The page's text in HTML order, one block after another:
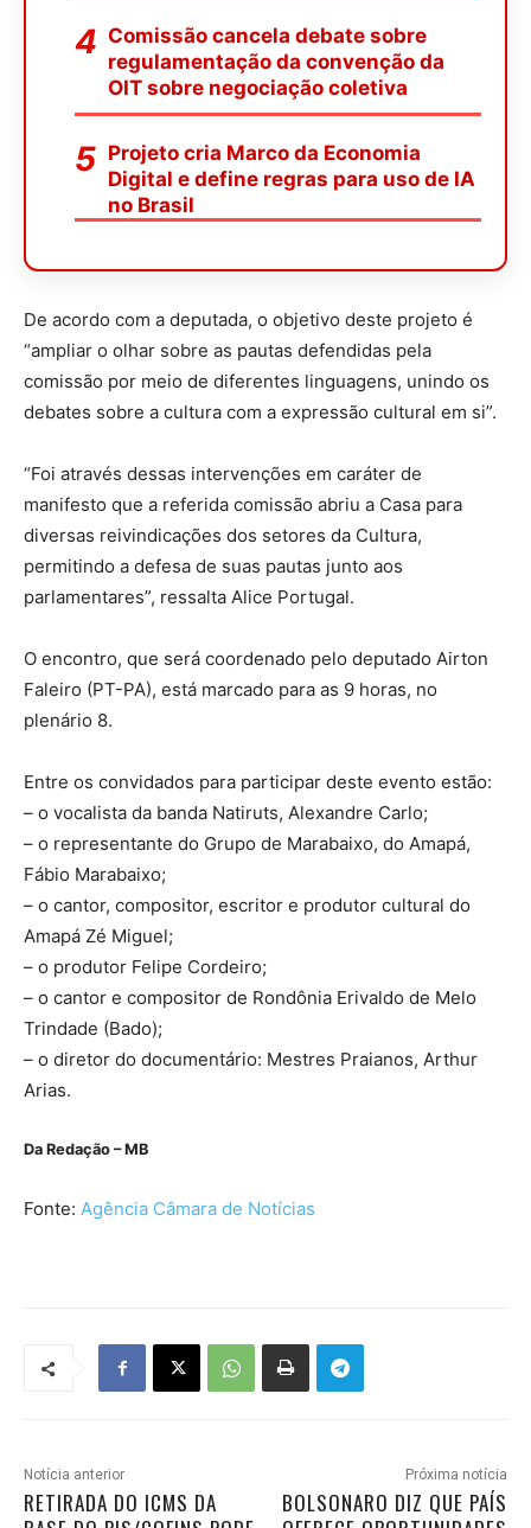
Comissão cancela debate sobre
regulamentação da convenção da
OIT sobre negociação coletiva
Projeto cria Marco da Economia
Digital e define regras para uso de IA
no Brasil
De acordo com a deputada, o objetivo deste projeto é
“ampliar o olhar sobre as pautas defendidas pela
comissão por meio de diferentes linguagens, unindo os
debates sobre a cultura com a expressão cultural em si”.
“Foi através dessas intervenções em caráter de
manifesto que a referida comissão abriu a Casa para
diversas reivindicações dos setores da Cultura,
permitindo a defesa de suas pautas junto aos
parlamentares”, ressalta Alice Portugal.
O encontro, que será coordenado pelo deputado Airton
Faleiro (PT-PA), está marcado para as 9 horas, no
plenário 8.
Entre os convidados para participar deste evento estão:
– o vocalista da banda Natiruts, Alexandre Carlo;
– o representante do Grupo de Marabaixo, do Amapá,
Fábio Marabaixo;
– o cantor, compositor, escritor e produtor cultural do
Amapá Zé Miguel;
– o produtor Felipe Cordeiro;
– o cantor e compositor de Rondônia Erivaldo de Melo
Trindade (Bado);
– o diretor do documentário: Mestres Praianos, Arthur
Arias.
Da Redação – MB
Fonte: Agência Câmara de Notícias
Notícia anterior
RETIRADA DO ICMS DA
Próxima notícia
BOLSONARO DIZ QUE PAÍS